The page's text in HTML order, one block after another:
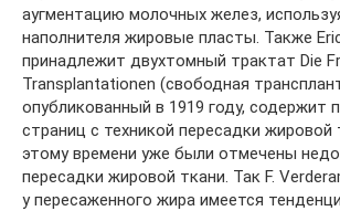
аугментацию молочных желез,
наполнителя жировые пласты. Также
принадлежит двухтомный трактат Die
Transplantationen (свободная
опубликованный в 1919 году, содержит
страниц с техникой пересадки жировой
этому времени уже были отмечены
пересадки жировой ткани. Так F.
у пересаженного жира имеется